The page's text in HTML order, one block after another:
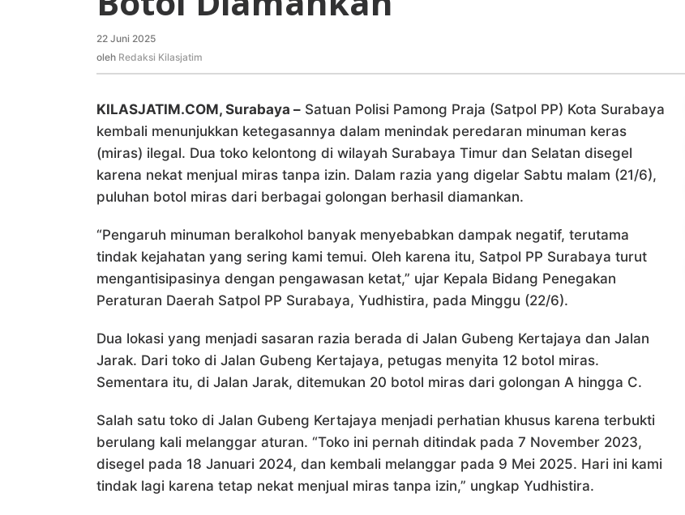
22 Juni 2025
Redaksi
oleh Redaksi Kilasjatim
KILASJATIM.COM, Surabaya – Satuan Polisi Pamong Praja (Satpol PP) Kota Surabaya
kembali menunjukkan ketegasannya dalam menindak peredaran minuman keras
(miras) ilegal. Dua toko kelontong di wilayah Surabaya Timur dan Selatan disegel
karena nekat menjual miras tanpa izin. Dalam razia yang digelar Sabtu malam (21/6),
puluhan botol miras dari berbagai golongan berhasil diamankan.
“Pengaruh minuman beralkohol banyak menyebabkan dampak negatif, terutama
tindak kejahatan yang sering kami temui. Oleh karena itu, Satpol PP Surabaya turut
mengantisipasinya dengan pengawasan ketat,” ujar Kepala Bidang Penegakan
Peraturan Daerah Satpol PP Surabaya, Yudhistira, pada Minggu (22/6).
Dua lokasi yang menjadi sasaran razia berada di Jalan Gubeng Kertajaya dan Jalan
Jarak. Dari toko di Jalan Gubeng Kertajaya, petugas menyita 12 botol miras.
Sementara itu, di Jalan Jarak, ditemukan 20 botol miras dari golongan A hingga C.
Salah satu toko di Jalan Gubeng Kertajaya menjadi perhatian khusus karena terbukti
berulang kali melanggar aturan. “Toko ini pernah ditindak pada 7 November 2023,
disegel pada 18 Januari 2024, dan kembali melanggar pada 9 Mei 2025. Hari ini kami
tindak lagi karena tetap nekat menjual miras tanpa izin,” ungkap Yudhistira.